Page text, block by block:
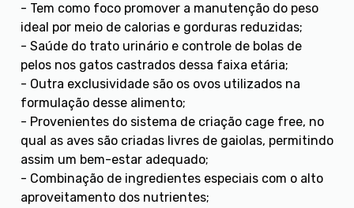
- Tem como foco promover a manutenção do peso
ideal por meio de calorias e gorduras reduzidas;
- Saúde do trato urinário e controle de bolas de
pelos nos gatos castrados dessa faixa etária;
- Outra exclusividade são os ovos utilizados na
formulação desse alimento;
- Provenientes do sistema de criação cage free, no
qual as aves são criadas livres de gaiolas, permitindo
assim um bem-estar adequado;
- Combinação de ingredientes especiais com o alto
aproveitamento dos nutrientes;